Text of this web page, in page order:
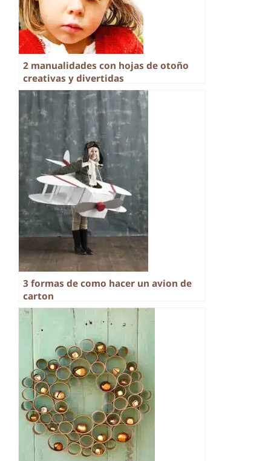
2 manualidades con hojas de otoño
creativas y divertidas
3 formas de como hacer un avion de
carton